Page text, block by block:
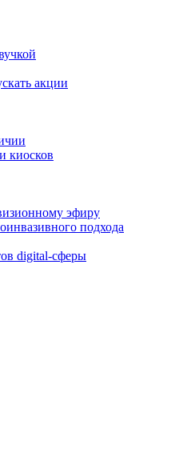
акции
киосков
эфиру
подхода
digital-сферы